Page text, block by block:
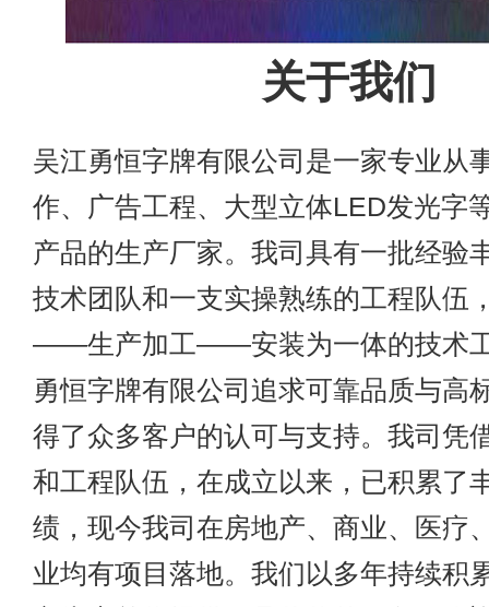
关于我们
吴江勇恒字牌有限公司是一家专业从
作、广告工程、大型立体LED发光字
产品的生产厂家。我司具有一批经验
技术团队和一支实操熟练的工程队伍
——生产加工——安装为一体的技术
勇恒字牌有限公司追求可靠品质与高
得了众多客户的认可与支持。我司凭
和工程队伍，在成立以来，已积累了
绩，现今我司在房地产、商业、医疗
业均有项目落地。我们以多年持续积